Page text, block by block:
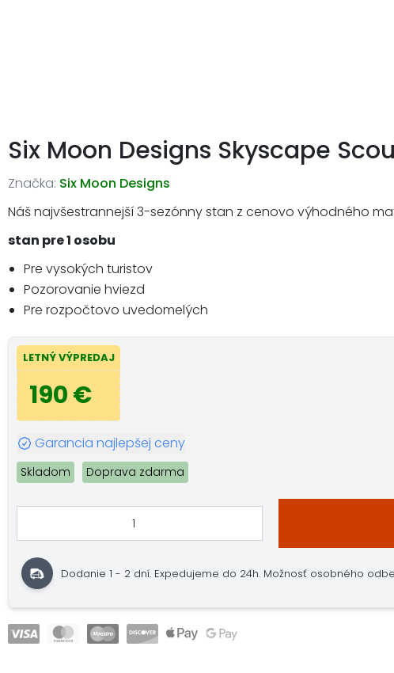
Six Moon Designs Skyscape
Značka: Six Moon Designs
Náš najvšestrannejší 3-sezónny stan z cenovo výhodného
stan pre 1 osobu
Pre vysokých turistov
Pozorovanie hviezd
Pre rozpočtovo uvedomelých
LETNÝ VÝPREDAJ
190 €
Garancia najlepšej ceny
Skladom Doprava zdarma
Dodanie 1 - 2 dní. Expedujeme do 24h. Možnosť osobného